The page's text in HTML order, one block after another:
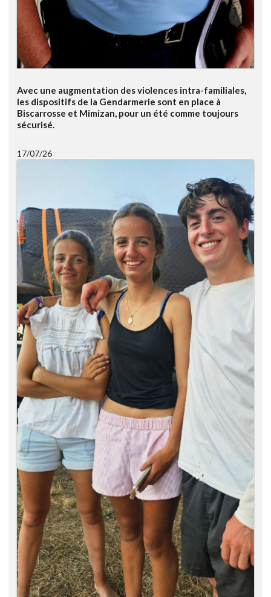
Avec une augmentation des violences intra-familiales,
les dispositifs de la Gendarmerie sont en place à
Biscarrosse et Mimizan, pour un été comme toujours
sécurisé.
17/07/26